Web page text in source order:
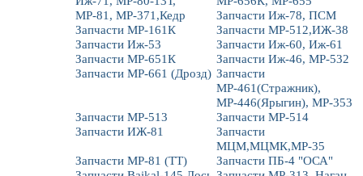
МР-81, МР-371,Кедр
Запчасти Иж-78, ПСМ
Запчасти МР-161К
Запчасти МР-512,ИЖ-38
Запчасти Иж-53
Запчасти Иж-60, Иж-61
Запчасти МР-651К
Запчасти Иж-46, МР-532
Запчасти МР-661 (Дрозд) Запчасти
МР-461(Стражник),
МР-446(Ярыгин), МР-353
Запчасти МР-513
Запчасти МР-514
Запчасти ИЖ-81
Запчасти
МЦМ,МЦМК,МР-35
Запчасти МР-81 (ТТ)
Запчасти ПБ-4 "ОСА"